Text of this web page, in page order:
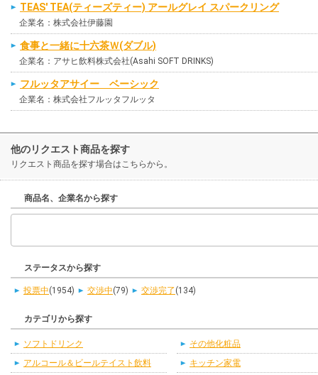
TEAS' TEA(ティーズティー) アールグレイ スパークリング
企業名：株式会社伊藤園
食事と一緒に十六茶Ｗ(ダブル)
企業名：アサヒ飲料株式会社(Asahi SOFT DRINKS)
フルッタアサイー ベーシック
企業名：株式会社フルッタフルッタ
他のリクエスト商品を探す
リクエスト商品を探す場合はこちらから。
商品名、企業名から探す
ステータスから探す
投票中(1954) 交渉中(79) 交渉完了 (134)
カテゴリから探す
ソフトドリンク
アルコール＆ビールテイスト飲料
その他化粧品
キッチン家電